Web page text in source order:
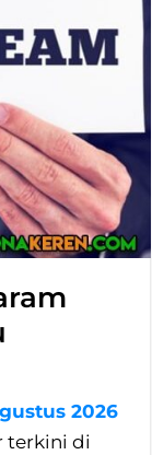
2026
terkini di